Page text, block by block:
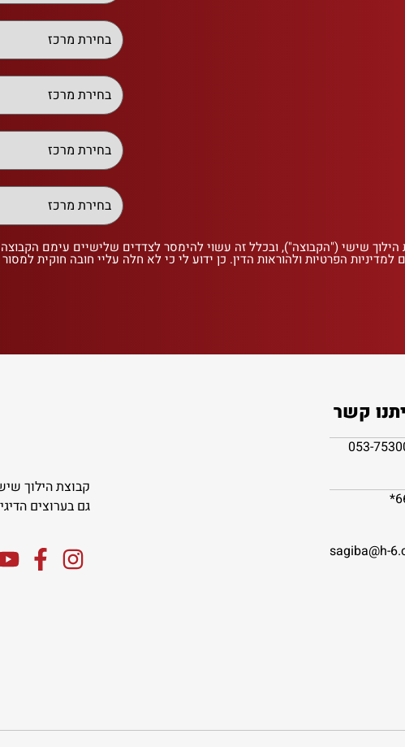
שישי ("הקבוצה"), ובכלל זה עשוי להימסר לצדדים שלישיים עימם
הפרטיות ולהוראות הדין. כן ידוע לי כי לא חלה עליי חובה חוקית
קשר
053-
sagiba@h-
קבוצת הילוך
גם בערוצים